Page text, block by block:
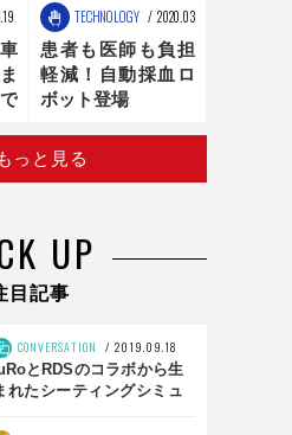
TECHNOLOGY 2020.03.16
患者も医師も負担
軽減！自動採血ロ
ボット登場
っと見る
UP
目記事
CONVERSATION
2019.09.18
とRDSのコラボから生
れたシーティングシミュ